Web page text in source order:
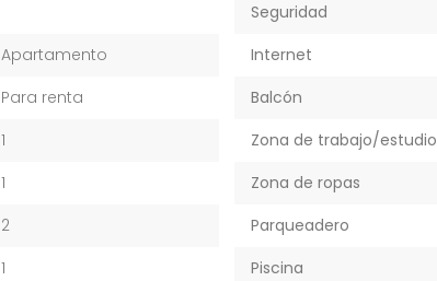
Apartamento
Para renta
1
1
2
1
Seguridad
Internet
Balcón
Zona de trabajo/estudio
Zona de ropas
Parqueadero
Piscina